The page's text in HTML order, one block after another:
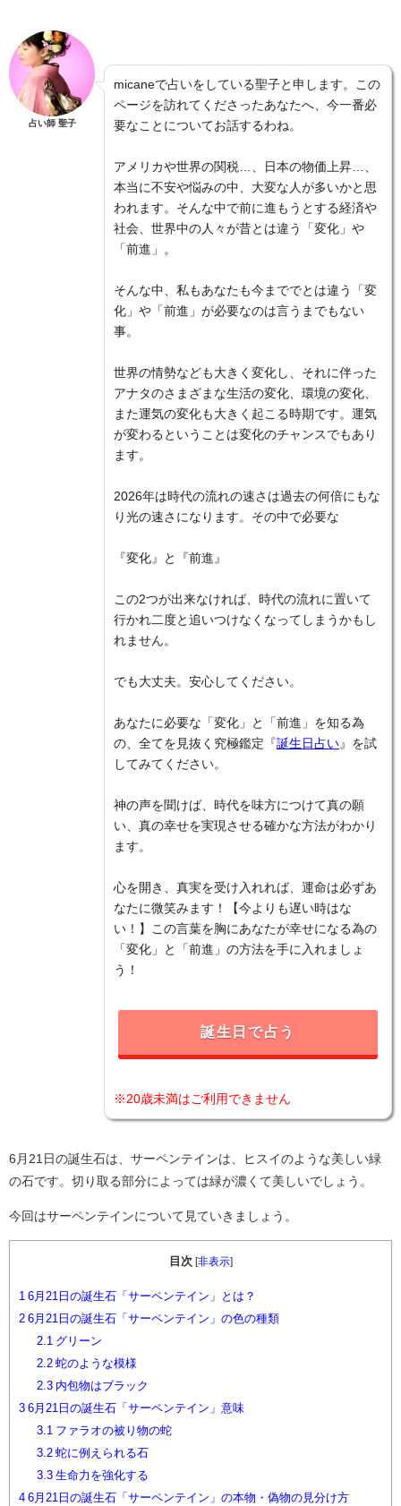
占い師 聖子
micaneで占いをしている聖子と申します。この
ページを訪れてくださったあなたへ、今一番必
要なことについてお話するわね。
アメリカや世界の関税…、日本の物価上昇…、
本当に不安や悩みの中、大変な人が多いかと思
われます。そんな中で前に進もうとする経済や
社会、世界中の人々が昔とは違う「変化」や
「前進」。
そんな中、私もあなたも今まででとは違う「変
化」や「前進」が必要なのは言うまでもない
事。
世界の情勢なども大きく変化し、それに伴った
アナタのさまざまな生活の変化、環境の変化、
また運気の変化も大きく起こる時期です。運気
が変わるということは変化のチャンスでもあり
ます。
2026年は時代の流れの速さは過去の何倍にもな
り光の速さになります。その中で必要な
『変化』と『前進』
この2つが出来なければ、時代の流れに置いて
行かれ二度と追いつけなくなってしまうかもし
れません。
でも大丈夫。安心してください。
あなたに必要な「変化」と「前進」を知る為
の、全てを見抜く究極鑑定『誕生日占い 』を試
してみてください。
神の声を聞けば、時代を味方につけて真の願
い、真の幸せを実現させる確かな方法がわかり
ます。
心を開き、真実を受け入れれば、運命は必ずあ
なたに微笑みます！【今よりも遅い時はな
い！】この言葉を胸にあなたが幸せになる為の
「変化」と「前進」の方法を手に入れましょ
う！
誕生日で占う
※20歳未満はご利用できません
6月21日の誕生石は、サーペンテインは、ヒスイのような美しい緑
の石です。切り取る部分によっては緑が濃くて美しいでしょう。
今回はサーペンテインについて見ていきましょう。
目次 [非表示]
1 6月21日の誕生石「サーペンテイン」とは？
2 6月21日の誕生石「サーペンテイン」の色の種類
2.1
グリーン
2.2蛇のような模様
2.3内包物はブラック
3 6月21日の誕生石「サーペンテイン」意味
3.1
ファラオの被り物の蛇
3.2蛇に例えられる石
3.3生命力を強化する
4 6月21日の誕生石「サーペンテイン」の本物・偽物の見分け方